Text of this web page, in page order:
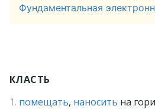
Фундаментальная
КЛАСТЬ
1. помещать, наносить на